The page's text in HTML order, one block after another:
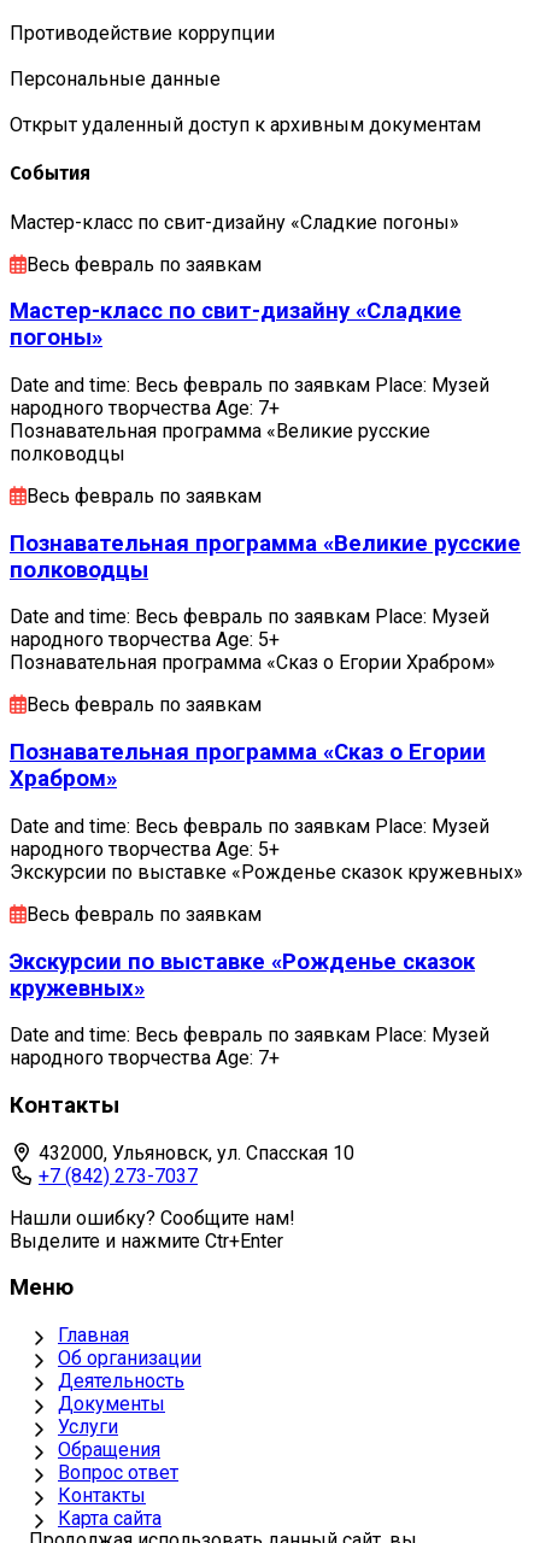
Противодействие коррупции
Персональные данные
Открыт удаленный доступ к архивным документам
События
Мастер-класс по свит-дизайну «Сладкие погоны»
Весь февраль по заявкам
Мастер-класс по свит-дизайну «Сладкие
погоны»
Date and time: Весь февраль по заявкам Place: Музей
народного творчества Age: 7+
Познавательная программа «Великие русские
полководцы
Весь февраль по заявкам
Познавательная программа «Великие русские
полководцы
Date and time: Весь февраль по заявкам Place: Музей
народного творчества Age: 5+
Познавательная программа «Сказ о Егории Храбром»
Весь февраль по заявкам
Познавательная программа «Сказ о Егории
Храбром»
Date and time: Весь февраль по заявкам Place: Музей
народного творчества Age: 5+
Экскурсии по выставке «Рожденье сказок кружевных»
Весь февраль по заявкам
Экскурсии по выставке «Рожденье сказок
кружевных»
Date and time: Весь февраль по заявкам Place: Музей
народного творчества Age: 7+
Контакты
432000, Ульяновск, ул. Спасская 10
+7 (842) 273-7037
Нашли ошибку? Сообщите нам!
Выделите и нажмите Ctr+Enter
Меню
Главная
Об организации
Деятельность
Документы
Услуги
Обращения
Вопрос ответ
Контакты
Карта сайта